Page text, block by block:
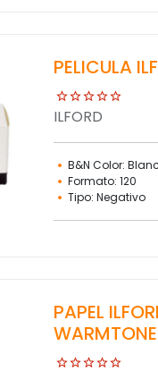
PELICULA
ILFORD
B&N Color:
Formato: 120
Tipo: Negativo
PAPEL